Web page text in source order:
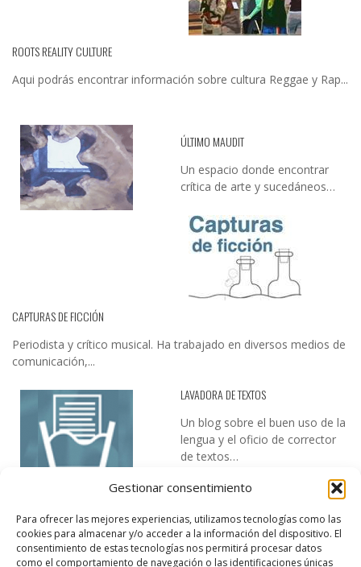
Gestionar consentimiento
Para ofrecer las mejores experiencias, utilizamos tecnologías como las
cookies para almacenar y/o acceder a la información del dispositivo. El
consentimiento de estas tecnologías nos permitirá procesar datos
como el comportamiento de navegación o las identificaciones únicas
ROOTS REALITY CULTURE
Aqui podrás encontrar información sobre cultura Reggae y Rap...
ÚLTIMO MAUDIT
Un espacio donde encontrar
crítica de arte y sucedáneos…
CAPTURAS DE FICCIÓN
Periodista y crítico musical. Ha trabajado en diversos medios de
comunicación,...
LAVADORA DE TEXTOS
Un blog sobre el buen uso de la
lengua y el oficio de corrector
de textos…